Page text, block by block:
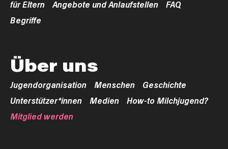
für Eltern
Angebote und Anlaufstellen
FAQ
Begriffe
Über uns
Jugendorganisation Menschen
Geschichte
Unterstützer*innen
Medien
How-to Milchjugend?
Mitglied werden